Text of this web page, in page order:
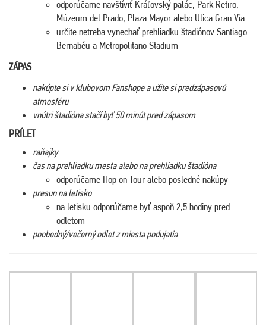
odporúčame navštíviť Kráľovský palác, Park Retiro,
Múzeum del Prado, Plaza Mayor alebo Ulica Gran Vía
určite netreba vynechať prehliadku štadiónov Santiago
Bernabéu a Metropolitano Stadium
ZÁPAS
nakúpte si v klubovom Fanshope a užite si predzápasovú
atmosféru
vnútri štadióna stačí byť 50 minút pred zápasom
PRÍLET
raňajky
čas na prehliadku mesta alebo na prehliadku štadióna
odporúčame Hop on Tour alebo posledné nakúpy
presun na letisko
na letisku odporúčame byť aspoň 2,5 hodiny pred
odletom
poobedný/večerný odlet z miesta podujatia